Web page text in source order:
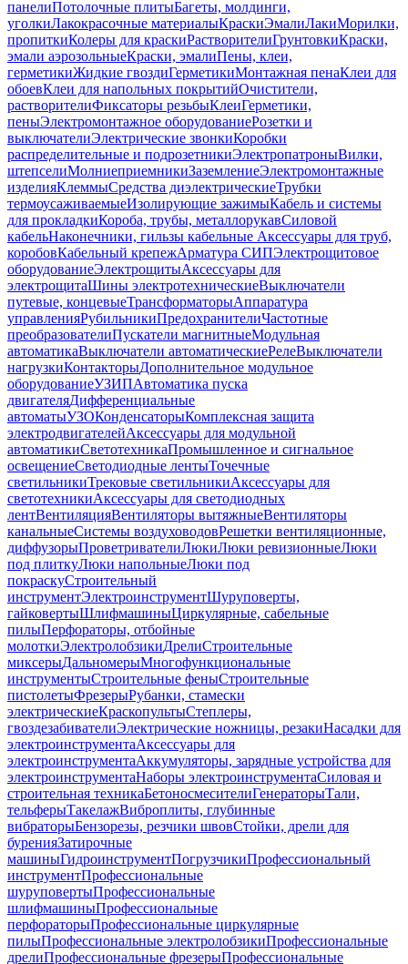
панелиПотолочные плитыБагеты, молдинги,
уголкиЛакокрасочные материалыКраскиЭмалиЛакиМорилки,
пропиткиКолеры для краскиРастворителиГрунтовкиКраски,
эмали аэрозольныеКраски, эмалиПены, клеи,
герметикиЖидкие гвоздиГерметикиМонтажная пенаКлеи для
обоевКлеи для напольных покрытийОчистители,
растворителиФиксаторы резьбыКлеиГерметики,
пеныЭлектромонтажное оборудованиеРозетки и
выключателиЭлектрические звонкиКоробки
распределительные и подрозетникиЭлектропатроныВилки,
штепселиМолниеприемникиЗаземлениеЭлектромонтажные
изделияКлеммыСредства диэлектрическиеТрубки
термоусаживаемыеИзолирующие зажимыКабель и системы
для прокладкиКороба, трубы, металлорукавСиловой
кабельНаконечники, гильзы кабельные Аксессуары для труб,
коробовКабельный крепежАрматура СИПЭлектрощитовое
оборудованиеЭлектрощитыАксессуары для
электрощитаШины электротехническиеВыключатели
путевые, концевыеТрансформаторыАппаратура
управленияРубильникиПредохранителиЧастотные
преобразователиПускатели магнитныеМодульная
автоматикаВыключатели автоматическиеРелеВыключатели
нагрузкиКонтакторыДополнительное модульное
оборудованиеУЗИПАвтоматика пуска
двигателяДифференциальные
автоматыУЗОКонденсаторыКомплексная защита
электродвигателейАксессуары для модульной
автоматикиСветотехникаПромышленное и сигнальное
освещениеСветодиодные лентыТочечные
светильникиТрековые светильникиАксессуары для
светотехникиАксессуары для светодиодных
лентВентиляцияВентиляторы вытяжныеВентиляторы
канальныеСистемы воздуховодовРешетки вентиляционные,
диффузорыПроветривателиЛюкиЛюки ревизионныеЛюки
под плиткуЛюки напольныеЛюки под
покраскуСтроительный
инструментЭлектроинструментШуруповерты,
гайковертыШлифмашиныЦиркулярные, сабельные
пилыПерфораторы, отбойные
молоткиЭлектролобзикиДрелиСтроительные
миксерыДальномерыМногофункциональные
инструментыСтроительные феныСтроительные
пистолетыФрезерыРубанки, стамески
электрическиеКраскопультыСтеплеры,
гвоздезабивателиЭлектрические ножницы, резакиНасадки для
электроинструментаАксессуары для
электроинструментаАккумуляторы, зарядные устройства для
электроинструментаНаборы электроинструментаСиловая и
строительная техникаБетоносмесителиГенераторыТали,
тельферыТакелажВиброплиты, глубинные
вибраторыБензорезы, резчики швовСтойки, дрели для
буренияЗатирочные
машиныГидроинструментПогрузчикиПрофессиональный
инструментПрофессиональные
шуруповертыПрофессиональные
шлифмашиныПрофессиональные
перфораторыПрофессиональные циркулярные
пилыПрофессиональные электролобзикиПрофессиональные
дрелиПрофессиональные фрезерыПрофессиональные